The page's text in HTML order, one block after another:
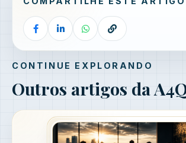
CONTINUE EXPLORANDO
Outros artigos da